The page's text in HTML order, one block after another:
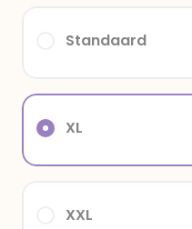
XXL
XL
Standaard